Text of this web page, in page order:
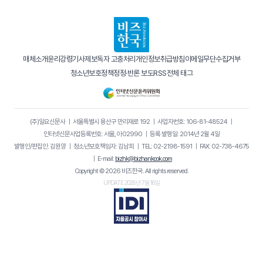
매체소개윤리강령기사제보독자 고충처리 개인정보취급방침이메일무단수집거부
청소년보호정책정정·반론 보도RSS전체 태그
(주)일요신문사｜ 서울특별시 용산구 만리재로 192｜ 사업자번호: 106-81-48524｜
인터넷신문사업등록번호: 서울, 아02990
등록·발행일: 2014년 2월 4일
발행인/편집인: 김원양｜ 청소년보호책임자: 김남희 TEL: 02-2198-1591
FAX: 02-738-4675
E-mail: bizhk@bizhankook.com
Copyright © 2026 비즈한국. All rights reserved.
UPDATE 2026년 7월 16일